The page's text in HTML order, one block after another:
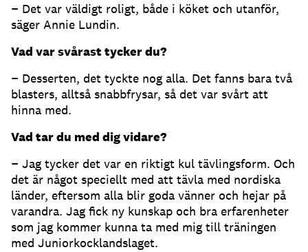
− Det var väldigt roligt, både i köket och utanför,
säger Annie Lundin.
Vad var svårast tycker du?
− Desserten, det tyckte nog alla. Det fanns bara två
blasters, alltså snabbfrysar, så det var svårt att
hinna med.
Vad tar du med dig vidare?
− Jag tycker det var en riktigt kul tävlingsform. Och
det är något speciellt med att tävla med nordiska
länder, eftersom alla blir goda vänner och hejar på
varandra. Jag fick ny kunskap och bra erfarenheter
som jag kommer kunna ta med mig till träningen
med Juniorkocklandslaget.